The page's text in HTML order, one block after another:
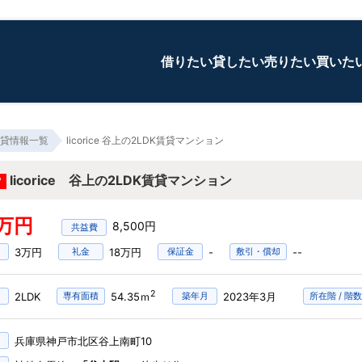
借りたい貸したい売りたい買いた
情報一覧 licorice 谷上の2LDK賃貸マンション
licorice 谷上の2LDK賃貸マンション
円 8,500円
3万円 礼金 18万円 保証金 - 敷引・償却 --
2LDK 専有面積 54.35ｍ2 築年月 2023年3月 所在階 / 階数
兵庫県神戸市北区谷上南町10